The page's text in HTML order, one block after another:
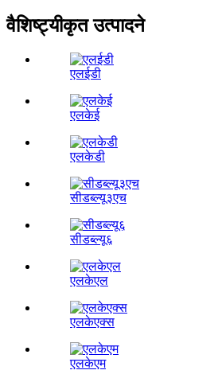
वैशिष्ट्यीकृत उत्पादने
एलईडी
एलकेई
एलकेडी
सीडब्ल्यू३एच
सीडब्ल्यू६
एलकेएल
एलकेएक्स
एलकेएम